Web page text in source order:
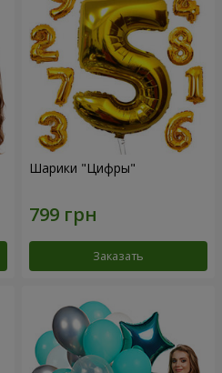
Шарики "Цифры"
Заказать